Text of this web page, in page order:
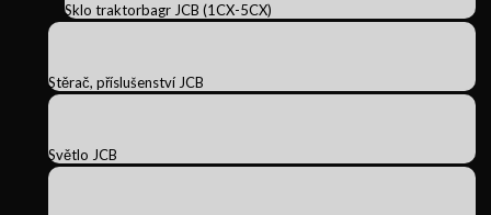
Sklo traktorbagr JCB (1CX-5CX)
Stěrač, příslušenství JCB
Světlo JCB